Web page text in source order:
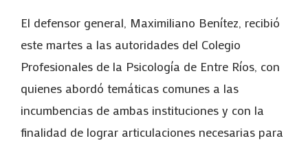
El defensor general, Maximiliano Benítez, recibió
este martes a las autoridades del Colegio
Profesionales de la Psicología de Entre Ríos, con
quienes abordó temáticas comunes a las
incumbencias de ambas instituciones y con la
finalidad de lograr articulaciones necesarias para